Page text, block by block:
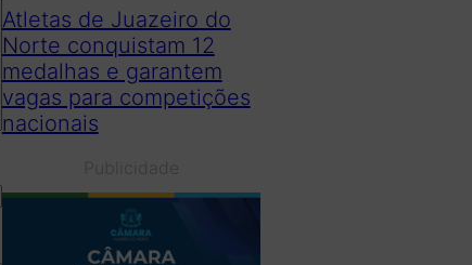
Atletas de Juazeiro do
Norte conquistam 12
medalhas e garantem
vagas para competições
nacionais
Publicidade